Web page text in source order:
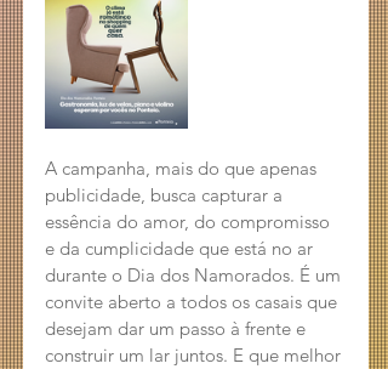
A campanha, mais do que apenas
publicidade, busca capturar a
essência do amor, do compromisso
e da cumplicidade que está no ar
durante o Dia dos Namorados. É um
convite aberto a todos os casais que
desejam dar um passo à frente e
construir um lar juntos. E que melhor